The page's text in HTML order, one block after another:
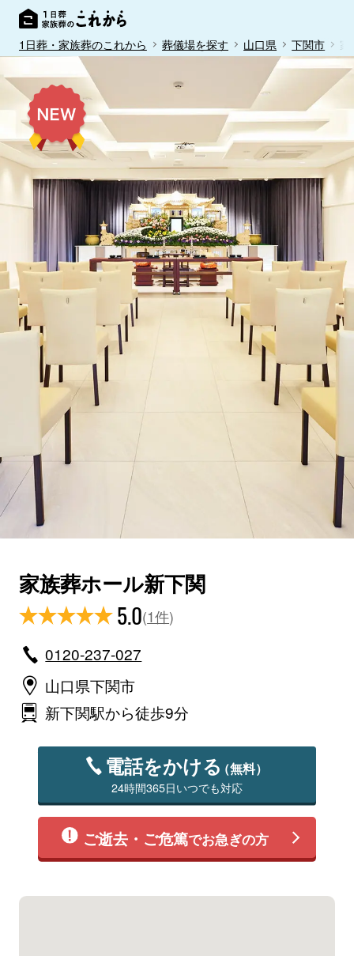
1日葬・家族葬のこれから 葬儀場を探す 山口県 下関市
家族葬ホール新下関
5.0(1件)
0120-237-027
山口県下関市
新下関駅から徒歩9分
電話をかける（無料）
24時間365日いつでも対応
ご逝去・ご危篤でお急ぎの方